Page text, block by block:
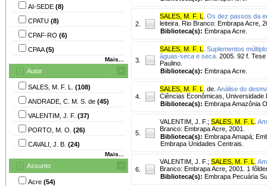
AI-SEDE (8)
CPATU (8)
CPAF-RO (6)
CPAA(5)
Mais...
Autor
SALES, M. F. L. (108)
ANDRADE, C. M. S. de (45)
VALENTIM, J. F. (37)
PORTO, M. O. (26)
CAVALI, J. B. (24)
Mais...
Assunto
Acre (54)
2.
SALES, M. F. L
Os dez passos da
leiteira. Rio Branco: Embrapa Acre,
Biblioteca(s): Embrapa Acre.
3.
SALES, M. F. L
Suplementos
águas-seca e seca. 2005. 92 f.
Paulino.
Biblioteca(s): Embrapa Acre.
4.
SALES, M. F. L . de. Análise do
Ciências Econômicas, Universidade
Biblioteca(s): Embrapa Amazônia
5.
VALENTIM, J. F. ; SALES, M. F. L
Branco: Embrapa Acre, 2001.
Biblioteca(s): Embrapa Amapá;
Embrapa Unidades Centrais.
6.
VALENTIM, J. F. ; SALES, M. F. L
Branco: Embrapa Acre, 2001. 1
Biblioteca(s): Embrapa Pecuária